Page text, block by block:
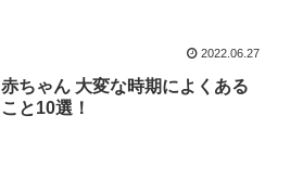
2022.06.27
赤ちゃん 大変な時期によくある
こと10選！